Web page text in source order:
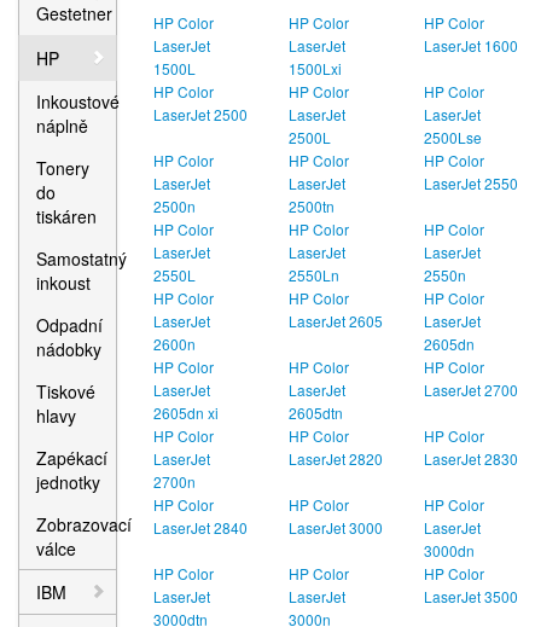
Gestetner
HP
Inkoustové
náplně
Tonery
do
tiskáren
Samostatný
inkoust
Odpadní
nádobky
Tiskové
hlavy
Zapékací
jednotky
Zobrazovací
válce
IBM
HP Color
LaserJet
1500L
HP Color
LaserJet
1500Lxi
HP Color
LaserJet 1600
HP Color
LaserJet 2500
HP Color
LaserJet
2500L
HP Color
LaserJet
2500Lse
HP Color
LaserJet
2500n
HP Color
LaserJet
2500tn
HP Color
LaserJet 2550
HP Color
LaserJet
2550L
HP Color
LaserJet
2550Ln
HP Color
LaserJet
2550n
HP Color
LaserJet
2600n
HP Color
LaserJet 2605
HP Color
LaserJet
2605dn
HP Color
LaserJet
2605dn xi
HP Color
LaserJet
2605dtn
HP Color
LaserJet 2700
HP Color
LaserJet
2700n
HP Color
LaserJet 2820
HP Color
LaserJet 2830
HP Color
LaserJet 2840
HP Color
LaserJet 3000
HP Color
LaserJet
3000dn
HP Color
LaserJet
3000dtn
HP Color
LaserJet
3000n
HP Color
LaserJet 3500